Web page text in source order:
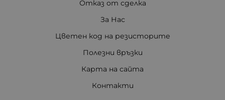
Отказ от сделка
За Нас
Цветен код на резисторите
Полезни връзки
Карта на сайта
Контакти